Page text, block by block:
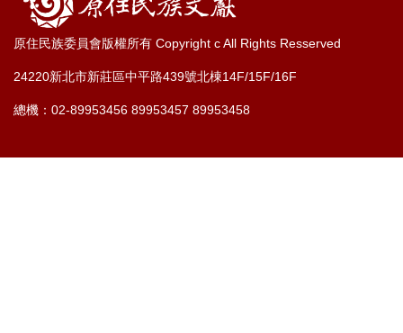
原住民族委員會版權所有 Copyright c All Rights Resserved
24220新北市新莊區中平路439號北棟14F/15F/16F
總機：02-89953456 89953457 89953458